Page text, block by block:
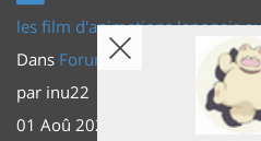
les film d'animations Japonais
Dans Forum Principal
Actus
par inu22
01 Aoû 2026 20:56